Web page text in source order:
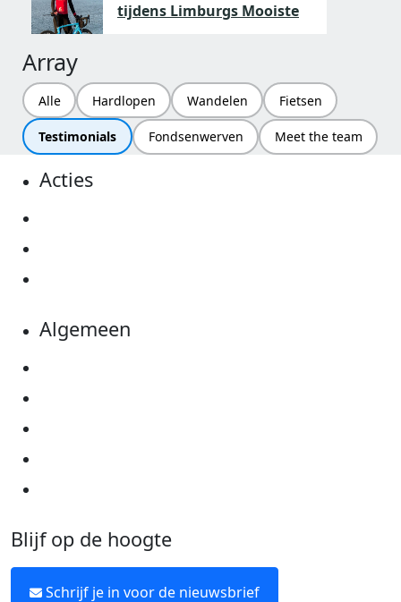
tijdens Limburgs Mooiste
Array
Alle Hardlopen Wandelen Fietsen
Testimonials Fondsenwerven Meet the team
Acties
Algemeen
Blijf op de hoogte
Schrijf je in voor de nieuwsbrief